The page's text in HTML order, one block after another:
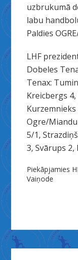
uzbrukumā
labu
Paldies
LHF
Dobeles
Tenax:
Kreicbergs
Kurzemnieks
Ogre/
5/1,
3, Svārups 2,
Ziņu
Piekāpjamies
Vaiņode